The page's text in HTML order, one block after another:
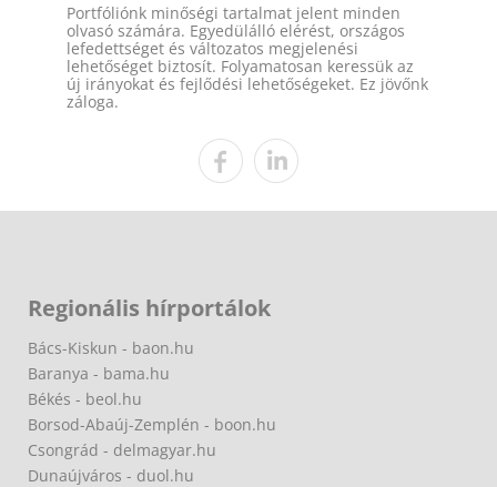
Portfóliónk minőségi tartalmat jelent minden
olvasó számára. Egyedülálló elérést, országos
lefedettséget és változatos megjelenési
lehetőséget biztosít. Folyamatosan keressük az
új irányokat és fejlődési lehetőségeket. Ez jövőnk
záloga.
Regionális hírportálok
Bács-Kiskun - baon.hu
Baranya - bama.hu
Békés - beol.hu
Borsod-Abaúj-Zemplén - boon.hu
Csongrád - delmagyar.hu
Dunaújváros - duol.hu